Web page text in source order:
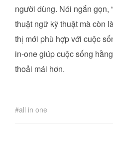
người dùng. Nói ngắn gọn, “
thuật ngữ kỹ thuật mà còn
thị mới phù hợp với cuộc
in-one giúp cuộc sống
thoải mái hơn.
all in one